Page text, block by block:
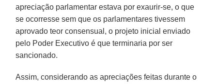
apreciação parlamentar estava por exaurir-se, o que
se ocorresse sem que os parlamentares tivessem
aprovado teor consensual, o projeto inicial enviado
pelo Poder Executivo é que terminaria por ser
sancionado.
Assim, considerando as apreciações feitas durante o